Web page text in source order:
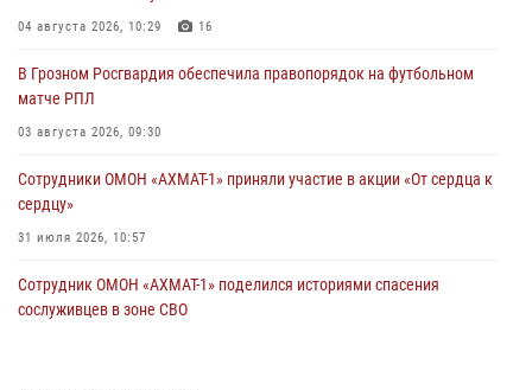
04 августа 2026, 10:29 16
В Грозном Росгвардия обеспечила правопорядок на футбольном
матче РПЛ
03 августа 2026, 09:30
Сотрудники ОМОН «АХМАТ-1» приняли участие в акции «От сердца к
сердцу»
31 июля 2026, 10:57
Сотрудник ОМОН «АХМАТ-1» поделился историями спасения
сослуживцев в зоне СВО